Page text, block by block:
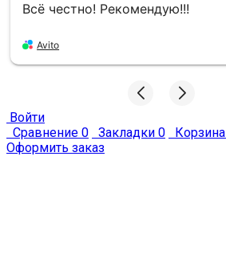
Всё честно! Рекомендую!!!
Avito
Войти
Сравнение 0 Закладки 0 Корзина
Оформить заказ